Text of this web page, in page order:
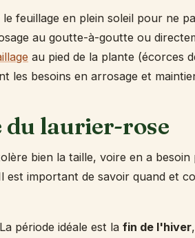
feuillage en plein soleil pour ne
au goutte-à-goutte ou
au pied de la plante (écorces
les besoins en arrosage et
du laurier-rose
bien la taille, voire en a
est important de savoir quand et
La période idéale est la fin de l'hiver